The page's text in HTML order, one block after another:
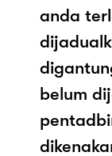
anda
belum